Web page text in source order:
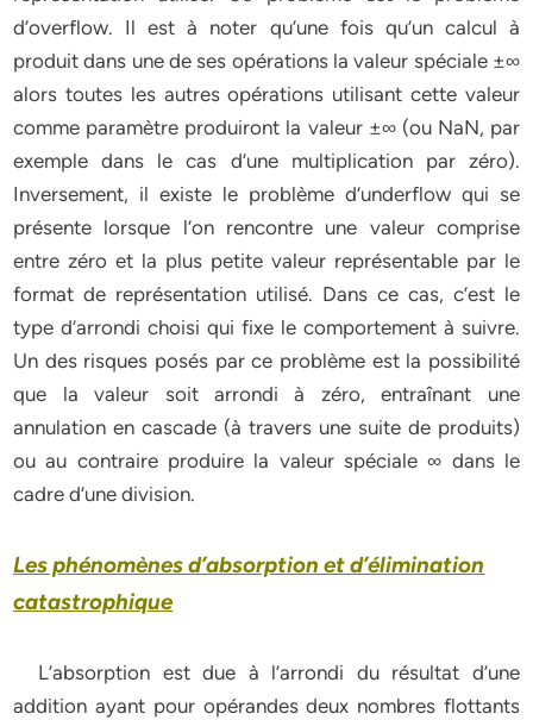
d’overflow. Il est à noter qu’une fois qu’un calcul à
produit dans une de ses opérations la valeur spéciale ±∞
alors toutes les autres opérations utilisant cette valeur
comme paramètre produiront la valeur ±∞ (ou NaN, par
exemple dans le cas d’une multiplication par zéro).
Inversement, il existe le problème d’underflow qui se
présente lorsque l’on rencontre une valeur comprise
entre zéro et la plus petite valeur représentable par le
format de représentation utilisé. Dans ce cas, c’est le
type d’arrondi choisi qui fixe le comportement à suivre.
Un des risques posés par ce problème est la possibilité
que la valeur soit arrondi à zéro, entraînant une
annulation en cascade (à travers une suite de produits)
ou au contraire produire la valeur spéciale ∞ dans le
cadre d’une division.
Les phénomènes d’absorption et d’élimination
catastrophique
L’absorption est due à l’arrondi du résultat d’une
addition ayant pour opérandes deux nombres flottants